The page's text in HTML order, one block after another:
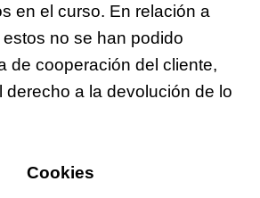
en el curso. En relación a
no se han podido
de cooperación del cliente,
derecho a la devolución de lo
Cookies